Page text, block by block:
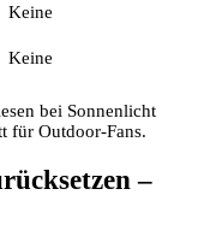
Keine
Keine
bei Sonnenlicht
für Outdoor‑Fans.
–